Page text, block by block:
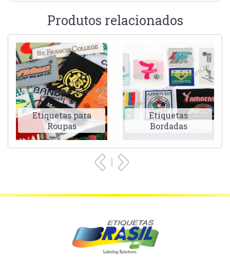
Produtos relacionados
Etiquetas para
Roupas
Etiquetas
Bordadas